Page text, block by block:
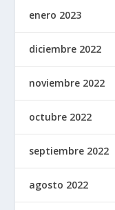
enero 2023
diciembre 2022
noviembre 2022
octubre 2022
septiembre 2022
agosto 2022